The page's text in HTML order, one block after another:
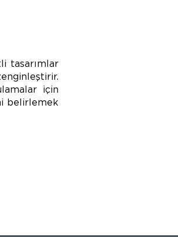
tasarımlar
için
belirlemek